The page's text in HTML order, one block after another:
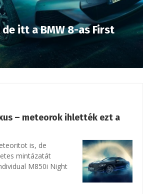
itt a BMW 8-as First
– meteorok ihlették ezt a
is, de
mintázatát
M850i Night